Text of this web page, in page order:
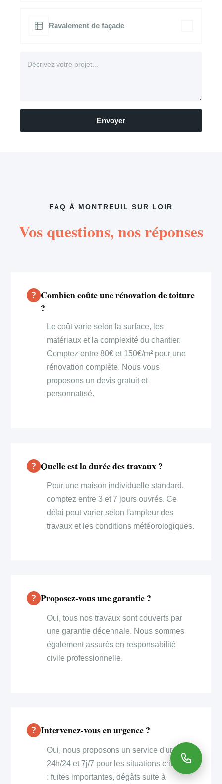
Ravalement de façade
Envoyer
FAQ À MONTREUIL SUR LOIR
Vos questions, nos réponses
Combien coûte une rénovation de toiture
?
Le coût varie selon la surface, les
matériaux et la complexité du chantier.
Comptez entre 80€ et 150€/m² pour une
rénovation complète. Nous vous
proposons un devis gratuit et
personnalisé.
Quelle est la durée des travaux ?
Pour une maison individuelle standard,
comptez entre 3 et 7 jours ouvrés. Ce
délai peut varier selon l'ampleur des
travaux et les conditions météorologiques.
Proposez-vous une garantie ?
Oui, tous nos travaux sont couverts par
une garantie décennale. Nous sommes
également assurés en responsabilité
civile professionnelle.
Intervenez-vous en urgence ?
Oui, nous proposons un service d'urgence
24h/24 et 7j/7 pour les situations critiques
: fuites importantes, dégâts suite à